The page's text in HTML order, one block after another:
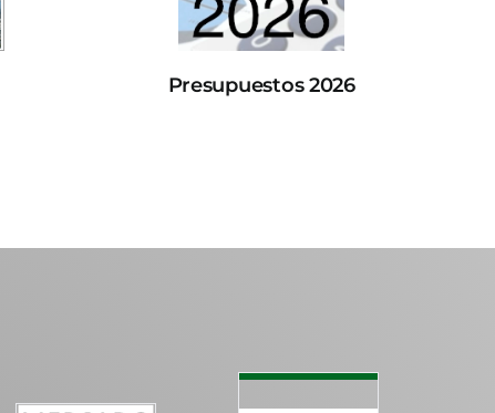
Presupuestos 2026